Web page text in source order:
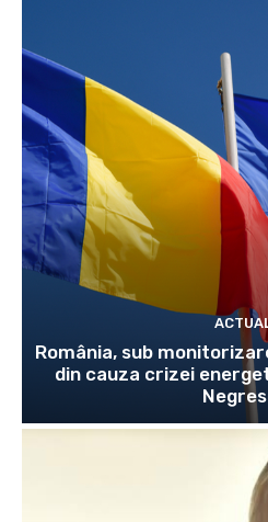
România, sub
din cauza crizei